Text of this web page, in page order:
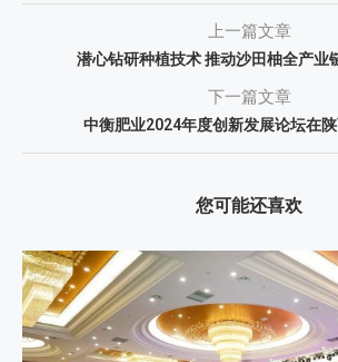
上一篇文章
潜心钻研种植技术 推动沙田柚全产业
下一篇文章
中衡肥业2024年度创新发展论坛在
您可能还喜欢